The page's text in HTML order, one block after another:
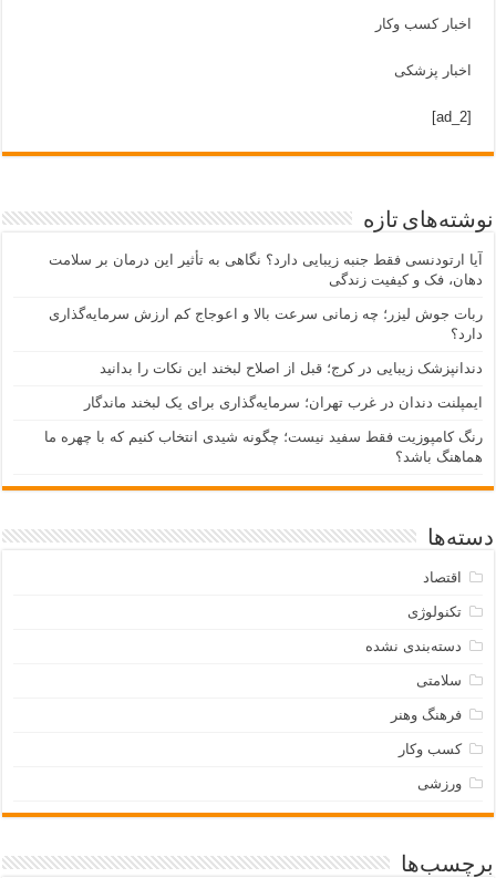
اخبار کسب وکار
اخبار پزشکی
[ad_2]
نوشته‌های تازه
آیا ارتودنسی فقط جنبه زیبایی دارد؟ نگاهی به تأثیر این درمان بر سلامت
دهان، فک و کیفیت زندگی
ربات جوش لیزر؛ چه زمانی سرعت بالا و اعوجاج کم ارزش سرمایه‌گذاری
دارد؟
دندانپزشک زیبایی در کرج؛ قبل از اصلاح لبخند این نکات را بدانید
ایمپلنت دندان در غرب تهران؛ سرمایه‌گذاری برای یک لبخند ماندگار
رنگ کامپوزیت فقط سفید نیست؛ چگونه شیدی انتخاب کنیم که با چهره ما
هماهنگ باشد؟
دسته‌ها
اقتصاد
تکنولوژی
دسته‌بندی نشده
سلامتی
فرهنگ وهنر
کسب وکار
ورزشی
برچسب‌ها